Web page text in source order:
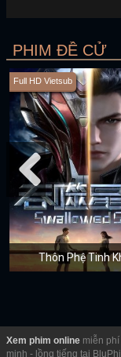
PHIM ĐỀ CỬ
Full HD Vietsub
Thôn Phệ Tinh
Xem phim online miễn
minh - lồng tiếng tại